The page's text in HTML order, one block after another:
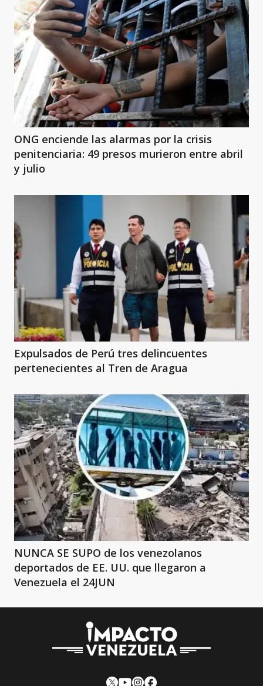
ONG enciende las alarmas por la crisis
penitenciaria: 49 presos murieron entre abril
y julio
Expulsados de Perú tres delincuentes
pertenecientes al Tren de Aragua
NUNCA SE SUPO de los venezolanos
deportados de EE. UU. que llegaron a
Venezuela el 24JUN